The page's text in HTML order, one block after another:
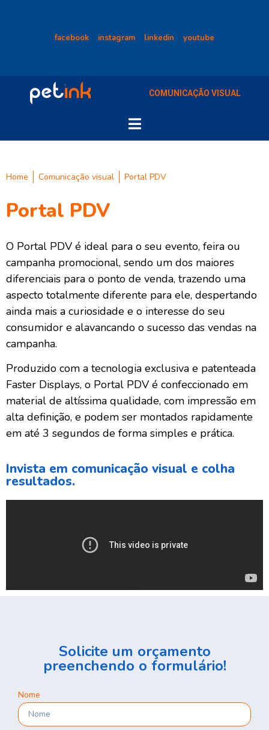
facebook instagram linkedin youtube
COMUNICAÇÃO VISUAL
Home Comunicação visual Portal PDV
Portal PDV
O Portal PDV é ideal para o seu evento, feira ou
campanha promocional, sendo um dos maiores
diferenciais para o ponto de venda, trazendo uma
aspecto totalmente diferente para ele, despertando
ainda mais a curiosidade e o interesse do seu
consumidor e alavancando o sucesso das vendas na
campanha.
Produzido com a tecnologia exclusiva e patenteada
Faster Displays, o Portal PDV é confeccionado em
material de altíssima qualidade, com impressão em
alta definição, e podem ser montados rapidamente
em até 3 segundos de forma simples e prática.
Invista em comunicação visual e colha
resultados.
Solicite um orçamento
preenchendo o formulário!
Nome